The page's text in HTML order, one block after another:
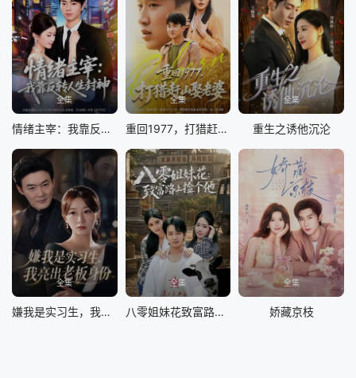
全集
情绪主宰：我靠反转人生封神
全集
重回1977，打猎赶山娶老婆
全集
重生之诱他沉沦
全集
嫌我是实习生，我亮出老板身份
全集
八零姐妹花致富路上捡个他
全集
娇藏京枝